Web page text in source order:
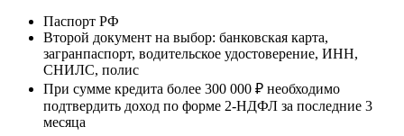
Паспорт РФ
Второй документ на выбор: банковская карта,
загранпаспорт, водительское удостоверение, ИНН,
СНИЛС, полис
При сумме кредита более 300 000 ₽ необходимо
подтвердить доход по форме 2-НДФЛ за последние 3
месяца